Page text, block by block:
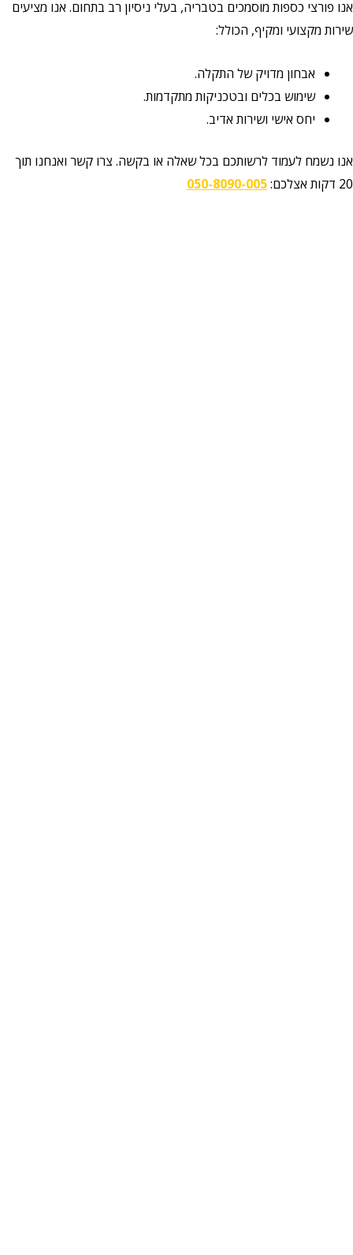
אנו פורצי כספות מוסמכים בטבריה, בעלי ניסיון רב בתחום. אנו מציעים
שירות מקצועי ומקיף, הכולל:
אבחון מדויק של התקלה.
שימוש בכלים ובטכניקות מתקדמות.
יחס אישי ושירות אדיב.
אנו נשמח לעמוד לרשותכם בכל שאלה או בקשה. צרו קשר ואנחנו תוך
20 דקות אצלכם:
050-8090-005